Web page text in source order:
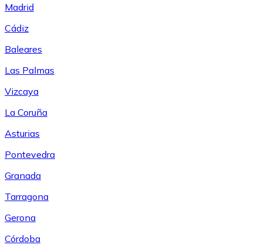
Madrid
Cádiz
Baleares
Las Palmas
Vizcaya
La Coruña
Asturias
Pontevedra
Granada
Tarragona
Gerona
Córdoba